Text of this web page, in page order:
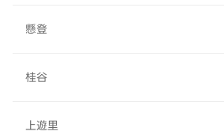
懸登
桂谷
上遊里